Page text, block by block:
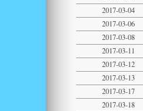
2017-03-04
2017-03-06
2017-03-08
2017-03-11
2017-03-12
2017-03-13
2017-03-17
2017-03-18